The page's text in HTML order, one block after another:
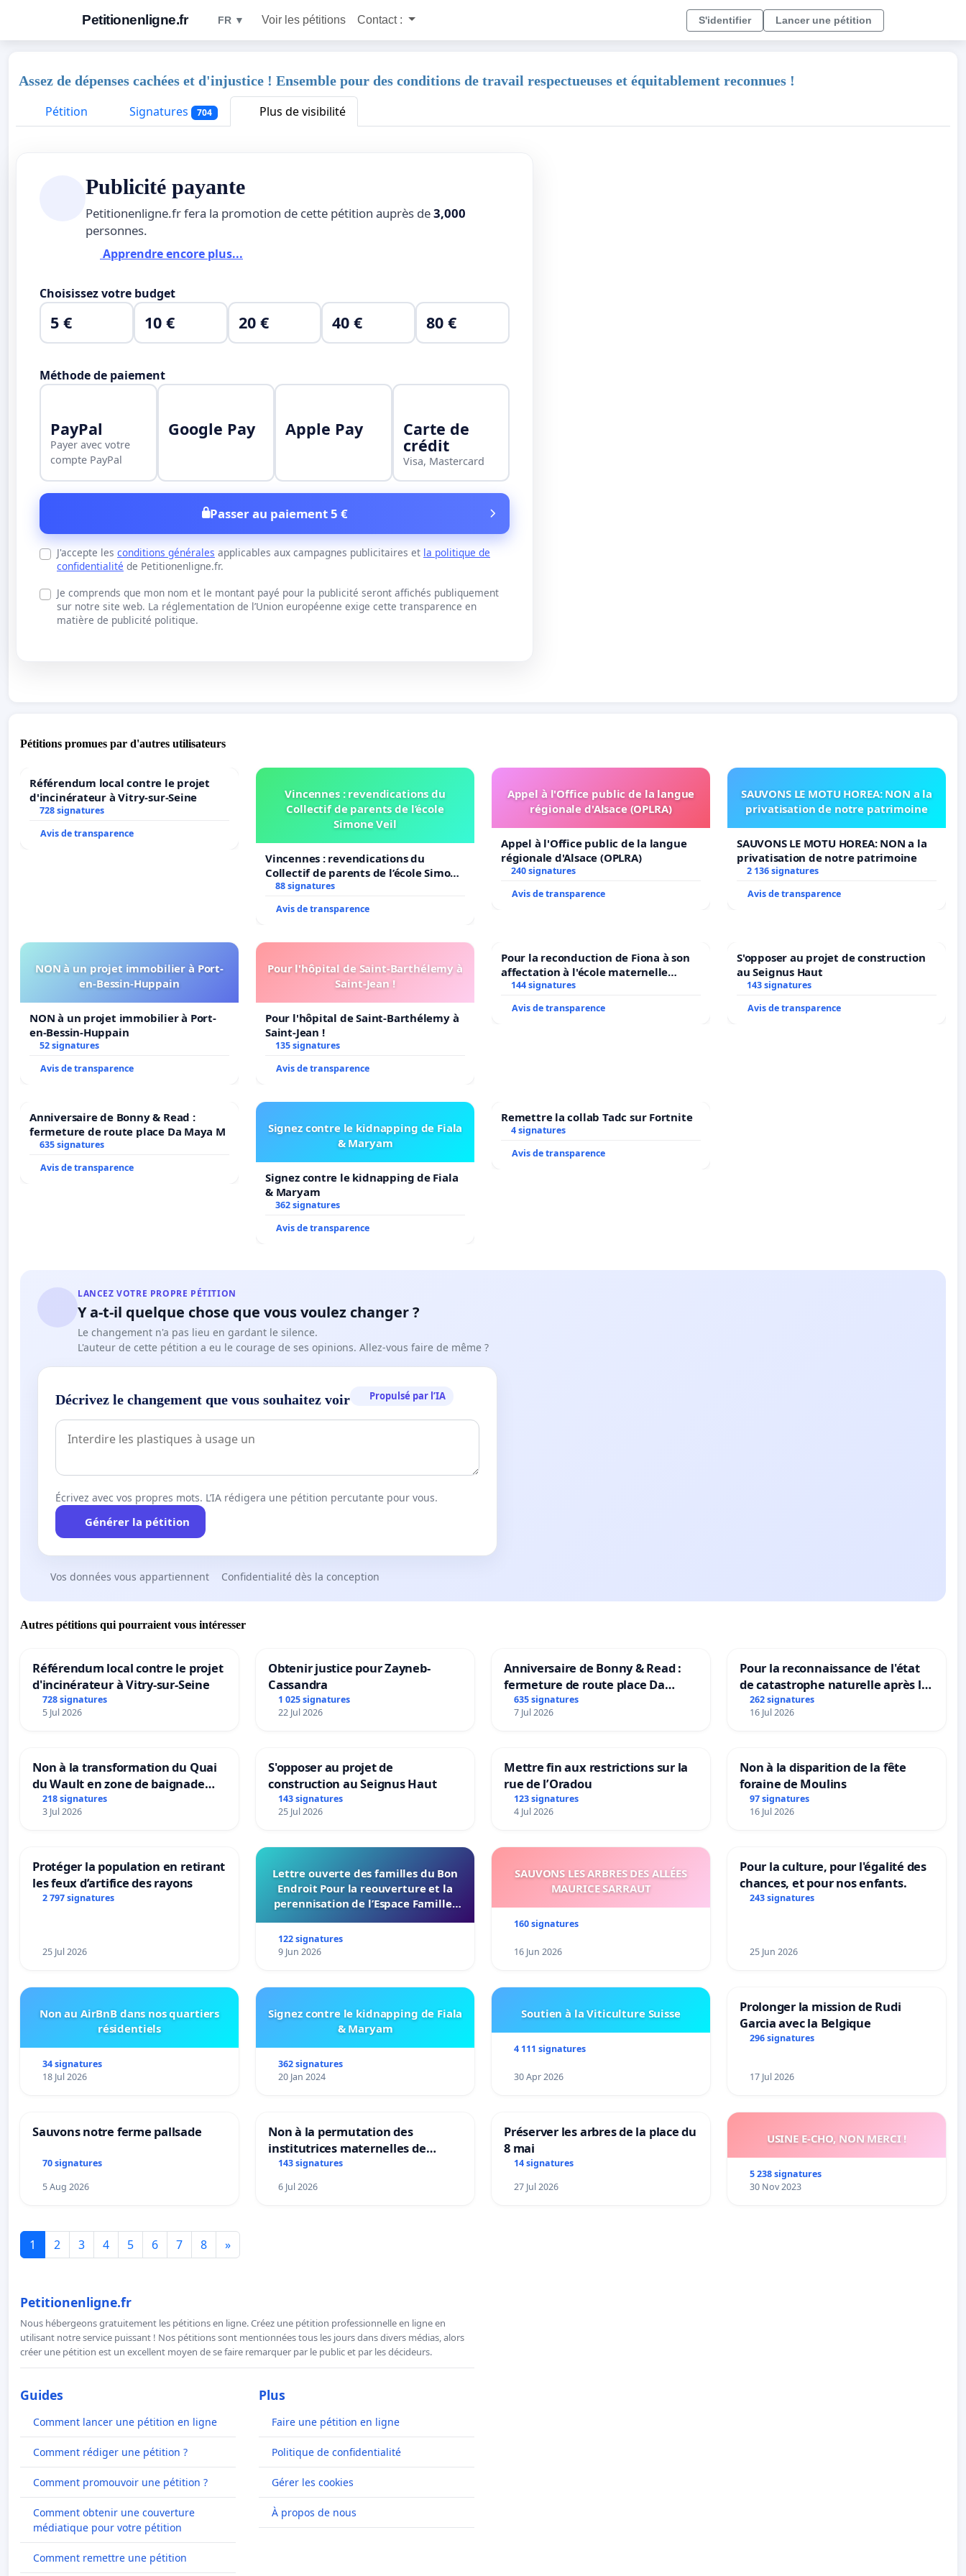
Petitionenligne.fr FR ▼ Voir les pétitions Contact : S'identifier Lancer une pétition
Assez de dépenses cachées et d'injustice ! Ensemble pour des conditions de travail respectueuses et équitablement reconnues !
Pétition
Signatures 704 Plus de visibilité
Publicité payante
Petitionenligne.fr fera la promotion de cette pétition auprès de3,000
personnes.
Apprendre encore plus...
Choisissez votre budget
5 € 10 € 20 € 40 € 80 €
Méthode de paiement
PayPal
Payer avec votre
compte PayPal
Google Pay Apple Pay Carte de
crédit
Visa, Mastercard
Passer au paiement 5 €
J'accepte les conditions générales applicables aux campagnes publicitaires et la politique de
confidentialité de Petitionenligne.fr.
Je comprends que mon nom et le montant payé pour la publicité seront affichés publiquement
sur notre site web. La réglementation de l’Union européenne exige cette transparence en
matière de publicité politique.
Pétitions promues par d'autres utilisateurs
Référendum local contre le projet
d'incinérateur à Vitry-sur-Seine
728 signatures
Avis de transparence
Vincennes : revendications du
Collectif de parents de l’école
Simone Veil
Vincennes : revendications du
Collectif de parents de l’école Simone
Veil
88 signatures
Avis de transparence
Appel à l'Office public de la langue
régionale d'Alsace (OPLRA)
Appel à l'Office public de la langue
régionale d'Alsace (OPLRA)
240 signatures
Avis de transparence
SAUVONS LE MOTU HOREA: NON a la
privatisation de notre patrimoine
SAUVONS LE MOTU HOREA: NON a la
privatisation de notre patrimoine
2 136 signatures
Avis de transparence
NON à un projet immobilier à Port-
en-Bessin-Huppain
NON à un projet immobilier à Port-
en-Bessin-Huppain
52 signatures
Avis de transparence
Pour l'hôpital de Saint-Barthélemy à
Saint-Jean !
Pour l'hôpital de Saint-Barthélemy à
Saint-Jean !
135 signatures
Avis de transparence
Pour la reconduction de Fiona à son
affectation à l'école maternelle
LAMARTINE auprès de Léo N. en
144 signatures
Avis de transparence
S'opposer au projet de construction
au Seignus Haut
143 signatures
Avis de transparence
Anniversaire de Bonny & Read :
fermeture de route place Da Maya M
635 signatures
Avis de transparence
Signez contre le kidnapping de Fiala
& Maryam
Signez contre le kidnapping de Fiala
& Maryam
362 signatures
Avis de transparence
Remettre la collab Tadc sur Fortnite
4 signatures
Avis de transparence
LANCEZ VOTRE PROPRE PÉTITION
Y a-t-il quelque chose que vous voulez changer ?
Le changement n'a pas lieu en gardant le silence.
L'auteur de cette pétition a eu le courage de ses opinions. Allez-vous faire de même ?
Décrivez le changement que vous souhaitez voir Propulsé par l’IA
Écrivez avec vos propres mots. L’IA rédigera une pétition percutante pour vous.
Générer la pétition
Vos données vous appartiennent Confidentialité dès la conception
Autres pétitions qui pourraient vous intéresser
Référendum local contre le projet
d'incinérateur à Vitry-sur-Seine
728 signatures
5 Jul 2026
Obtenir justice pour Zayneb-
Cassandra
1 025 signatures
22 Jul 2026
Anniversaire de Bonny & Read :
fermeture de route place Da
Maya M
635 signatures
7 Jul 2026
Pour la reconnaissance de l'état
de catastrophe naturelle après la
grêle du 15 juillet 2026 à Aubenas
et ses alentours
262 signatures
16 Jul 2026
Non à la transformation du Quai
du Wault en zone de baignade
urbaine
218 signatures
3 Jul 2026
S'opposer au projet de
construction au Seignus Haut
143 signatures
25 Jul 2026
Mettre fin aux restrictions sur la
rue de l’Oradou
123 signatures
4 Jul 2026
Non à la disparition de la fête
foraine de Moulins
97 signatures
16 Jul 2026
Protéger la population en retirant
les feux d’artifice des rayons
2 797 signatures
25 Jul 2026
Lettre ouverte des familles du Bon
Endroit Pour la reouverture et la
perennisation de l’Espace Familles
122 signatures
9 Jun 2026
SAUVONS LES ARBRES DES ALLÉES
MAURICE SARRAUT
160 signatures
16 Jun 2026
Pour la culture, pour l'égalité des
chances, et pour nos enfants.
243 signatures
25 Jun 2026
Non au AirBnB dans nos quartiers
résidentiels
34 signatures
18 Jul 2026
Signez contre le kidnapping de Fiala
& Maryam
362 signatures
20 Jan 2024
Soutien à la Viticulture Suisse
4 111 signatures
30 Apr 2026
Prolonger la mission de Rudi
Garcia avec la Belgique
296 signatures
17 Jul 2026
Sauvons notre ferme pallsade
70 signatures
5 Aug 2026
Non à la permutation des
institutrices maternelles de
Bléharies et Laplaigne !
Préservons la stabilité de nos
enfants.
143 signatures
6 Jul 2026
Préserver les arbres de la place du
8 mai
14 signatures
27 Jul 2026
USINE E-CHO, NON MERCI !
5 238 signatures
30 Nov 2023
1 2 3 4 5 6 7 8 »
Petitionenligne.fr
Nous hébergeons gratuitement les pétitions en ligne. Créez une pétition professionnelle en ligne en
utilisant notre service puissant ! Nos pétitions sont mentionnées tous les jours dans divers médias, alors
créer une pétition est un excellent moyen de se faire remarquer par le public et par les décideurs.
Guides
Comment lancer une pétition en ligne
Comment rédiger une pétition ?
Comment promouvoir une pétition ?
Comment obtenir une couverture
médiatique pour votre pétition
Comment remettre une pétition
Plus
Faire une pétition en ligne
Politique de confidentialité
Gérer les cookies
À propos de nous